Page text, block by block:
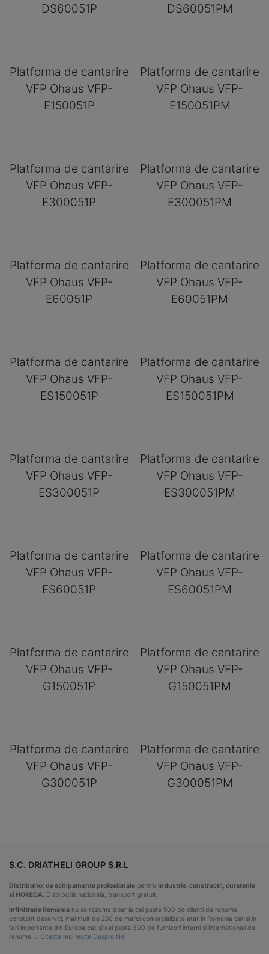
DS60051P
DS60051PM
Platforma de cantarire
VFP Ohaus VFP-
E150051P
Platforma de cantarire
VFP Ohaus VFP-
E150051PM
Platforma de cantarire
VFP Ohaus VFP-
E300051P
Platforma de cantarire
VFP Ohaus VFP-
E300051PM
Platforma de cantarire
VFP Ohaus VFP-
E60051P
Platforma de cantarire
VFP Ohaus VFP-
E60051PM
Platforma de cantarire
VFP Ohaus VFP-
ES150051P
Platforma de cantarire
VFP Ohaus VFP-
ES150051PM
Platforma de cantarire
VFP Ohaus VFP-
ES300051P
Platforma de cantarire
VFP Ohaus VFP-
ES300051PM
Platforma de cantarire
VFP Ohaus VFP-
ES60051P
Platforma de cantarire
VFP Ohaus VFP-
ES60051PM
Platforma de cantarire
VFP Ohaus VFP-
G150051P
Platforma de cantarire
VFP Ohaus VFP-
G150051PM
Platforma de cantarire
VFP Ohaus VFP-
G300051P
Platforma de cantarire
VFP Ohaus VFP-
G300051PM
S.C. DRIATHELI GROUP S.R.L
Distribuitor de echipamente profesionale pentru industrie, constructii, curatenie
si HORECA. Distributie nationala, transport gratuit.
Infinitrade Romania nu se rezuma doar la cei peste 500 de clienti de renume,
constant deserviti, mai mult de 250 de marci comercializate atat in Romania cat si in
tari importante din Europa cat si cei peste 300 de furnizori interni si internationali de
renume … Citeste mai multe Despre Noi